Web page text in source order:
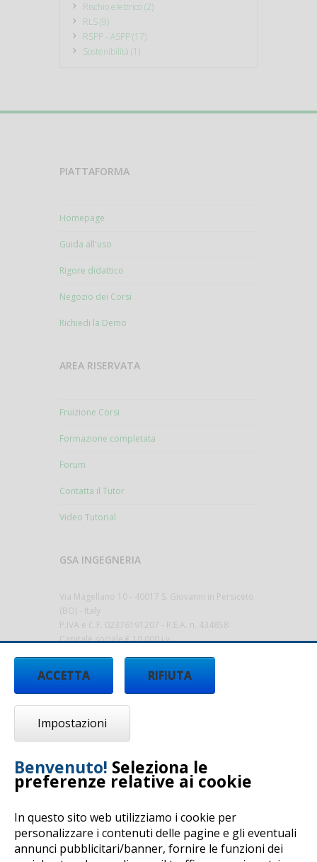
Rischio elettrico (2)
RLS (9)
RSPP - ASPP (17)
Sostenibilità (1)
PIATTAFORMA
Homepage
Guida all'uso
Rigore didattico
Negozio dei Corsi
Richiedi la Demo
AREA RISERVATA
Fruizione Corsi
Formazione completata
Forum
Contatta il Tutor
Video Tutorial
GSA INGEGNERIA
Via Magellano 10 - 40017 S. Giovanni in Persiceto
(BO) - Italy
P.IVA e C.F. 02376191207 - R.E.A. n. 434858
Capitale sociale € 10.000 i.v.
www.sicurezza-ambiente.it
RIFIUTA
ACCETTA
Impostazioni
Benvenuto! Seleziona le
preferenze relative ai cookie
In questo sito web utilizziamo i cookie per
personalizzare i contenuti delle pagine e gli eventuali
annunci pubblicitari/banner, fornire le funzioni dei